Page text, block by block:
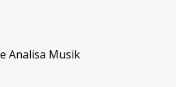
Analisa Musik